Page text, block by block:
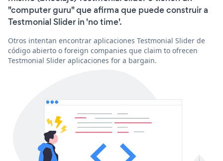
"computer guru" que afirma que puede construir a
Testmonial Slider in 'no time'.
Otros intentan encontrar aplicaciones Testmonial Slider de
código abierto o foreign companies que claim to ofrecen
Testmonial Slider aplicaciones for a bargain.